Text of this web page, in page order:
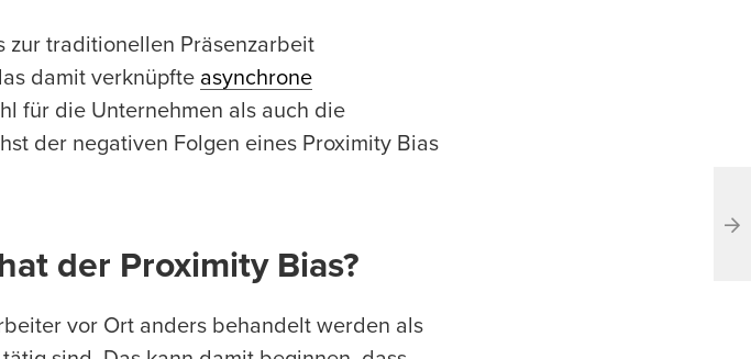
zur traditionellen Präsenzarbeit
damit verknüpfte asynchrone
für die Unternehmen als auch die
der negativen Folgen eines Proximity Bias
der Proximity Bias?
vor Ort anders behandelt werden als